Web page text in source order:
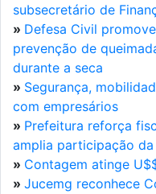
subsecretário de
» Defesa Civil
prevenção de
durante a seca
» Segurança,
com empresários
» Prefeitura reforça
amplia participação
» Contagem atinge
» Jucemg reconhece